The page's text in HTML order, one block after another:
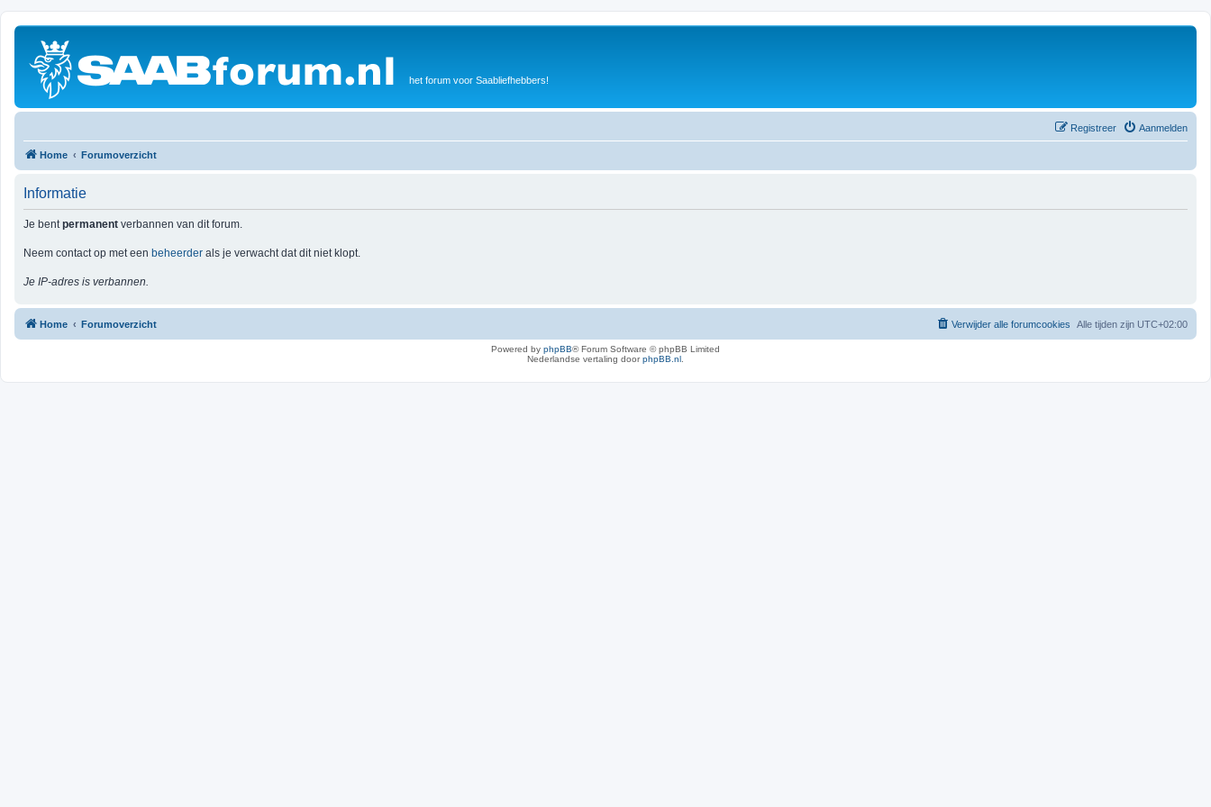
het forum voor Saabliefhebbers!
Aanmelden
Registreer
Home Forumoverzicht
Informatie
Je bentpermanent verbannen van dit forum.
Neem contact op met een beheerder als je verwacht dat dit niet klopt.
Je IP-adres is verbannen.
Home Forumoverzicht Alle tijden zijn UTC+02:00
Verwijder alle forumcookies
Powered by phpBB® Forum Software © phpBB Limited
Nederlandse vertaling doorphpBB.nl